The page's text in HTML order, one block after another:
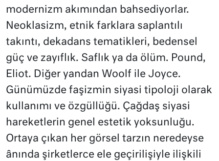
modernizm akımından bahsediyorlar.
Neoklasizm, etnik farklara saplantılı
takıntı, dekadans tematikleri, bedensel
güç ve zayıflık. Saflık ya da ölüm. Pound,
Eliot. Diğer yandan Woolf ile Joyce.
Günümüzde faşizmin siyasi tipoloji olarak
kullanımı ve özgüllüğü. Çağdaş siyasi
hareketlerin genel estetik yoksunluğu.
Ortaya çıkan her görsel tarzın neredeyse
ânında şirketlerce ele geçirilişiyle ilişkili